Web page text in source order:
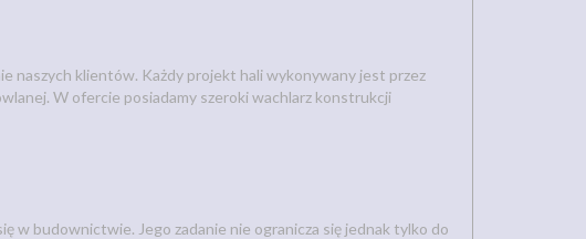
naszych klientów. Każdy projekt hali wykonywany jest przez
W ofercie posiadamy szeroki wachlarz konstrukcji
w budownictwie. Jego zadanie nie ogranicza się jednak tylko do